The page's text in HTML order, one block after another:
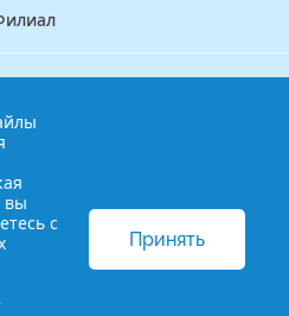
образование
симуляционный центр
колледж
краевой базовый медицинский
и обработки
вы
с
Принять